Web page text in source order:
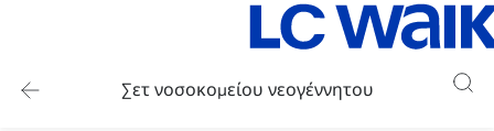
Σετ νοσοκομείου νεογέννητου